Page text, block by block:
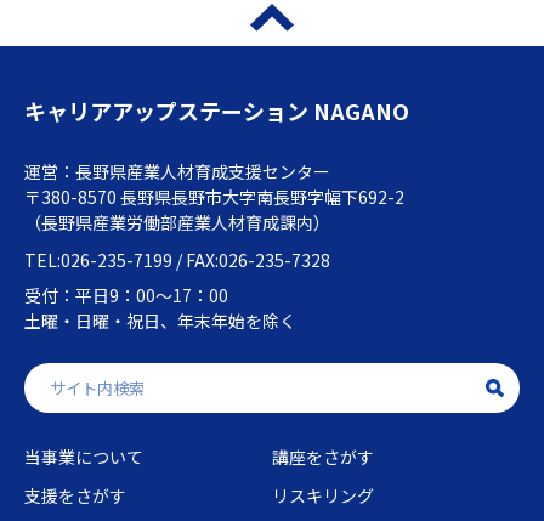
キャリアアップステーション NAGANO
運営：長野県産業人材育成支援センター
〒380-8570 長野県長野市大字南長野字幅下692-2
（長野県産業労働部産業人材育成課内）
TEL:026-235-7199 / FAX:026-235-7328
受付：平日9：00～17：00
土曜・日曜・祝日、年末年始を除く
当事業について
講座をさがす
支援をさがす
リスキリング